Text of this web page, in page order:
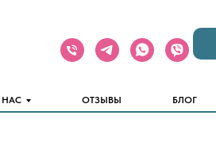
ОТЗЫВЫ БЛОГ